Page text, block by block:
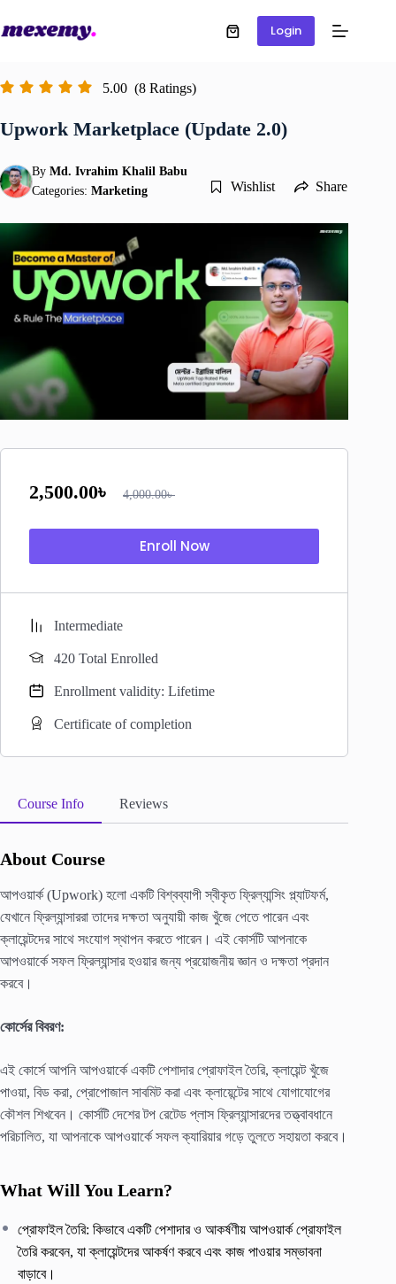
Login
5.00 (8 Ratings)
Upwork Marketplace (Update 2.0)
By Md. Ivrahim Khalil Babu
Categories: Marketing Wishlist Share
2,500.00৳ 4,000.00৳
Enroll Now
Intermediate
420 Total Enrolled
Enrollment validity: Lifetime
Certificate of completion
Course Info Reviews
About Course
আপওয়ার্ক (Upwork) হলো একটি বিশ্বব্যাপী স্বীকৃত ফ্রিল্যান্সিং প্ল্যাটফর্ম,
যেখানে ফ্রিল্যান্সাররা তাদের দক্ষতা অনুযায়ী কাজ খুঁজে পেতে পারেন এবং
ক্লায়েন্টদের সাথে সংযোগ স্থাপন করতে পারেন। এই কোর্সটি আপনাকে
আপওয়ার্কে সফল ফ্রিল্যান্সার হওয়ার জন্য প্রয়োজনীয় জ্ঞান ও দক্ষতা প্রদান
করবে।
কোর্সের বিবরণ:
এই কোর্সে আপনি আপওয়ার্কে একটি পেশাদার প্রোফাইল তৈরি, ক্লায়েন্ট খুঁজে
পাওয়া, বিড করা, প্রোপোজাল সাবমিট করা এবং ক্লায়েন্টের সাথে যোগাযোগের
কৌশল শিখবেন। কোর্সটি দেশের টপ রেটেড প্লাস ফ্রিল্যান্সারদের তত্ত্বাবধানে
পরিচালিত, যা আপনাকে আপওয়ার্কে সফল ক্যারিয়ার গড়ে তুলতে সহায়তা করবে।
What Will You Learn?
প্রোফাইল তৈরি: কিভাবে একটি পেশাদার ও আকর্ষণীয় আপওয়ার্ক প্রোফাইল
তৈরি করবেন, যা ক্লায়েন্টদের আকর্ষণ করবে এবং কাজ পাওয়ার সম্ভাবনা
বাড়াবে।